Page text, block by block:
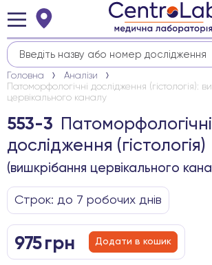
Головна
Аналізи
Патоморфологічні дослідження (гістологія):
цервікального каналу
553-3
Патоморфологічні
дослідження (гістологія)
(вишкрібання цервікального
Строк: до 7 робочих днів
975грн Додати в кошик